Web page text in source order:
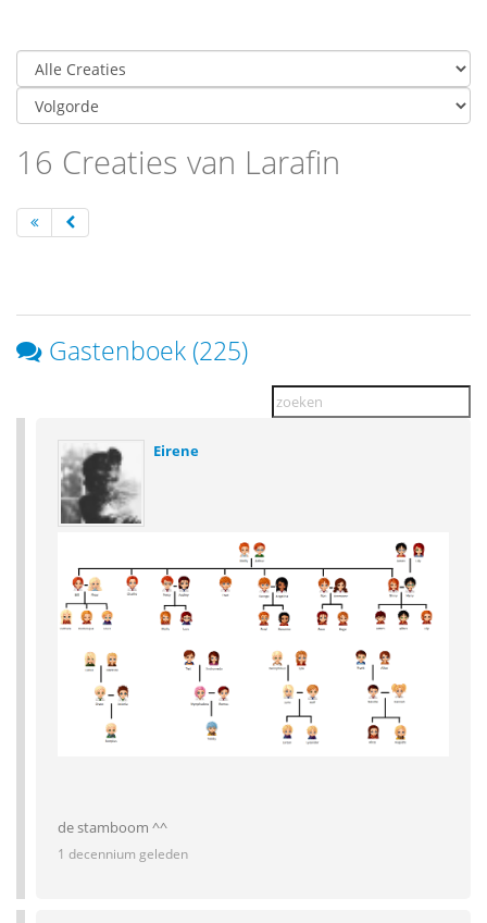
16 Creaties van Larafin
Gastenboek (225)
Eirene
de stamboom ^^
1 decennium geleden